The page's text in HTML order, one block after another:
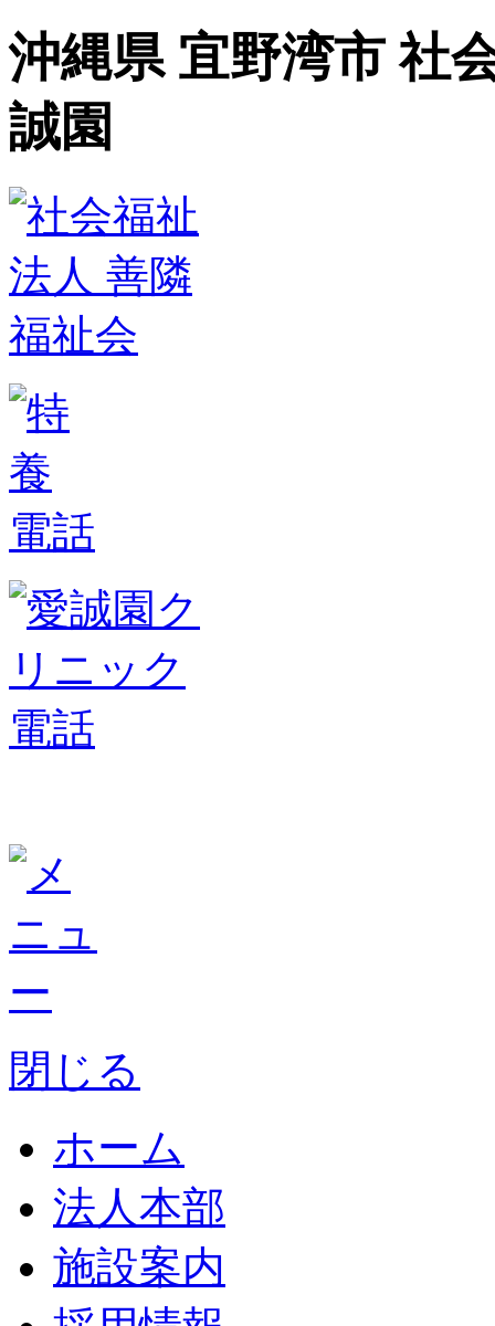
沖縄県 宜野湾市 社
誠園
閉じる
ホーム
法人本部
施設案内